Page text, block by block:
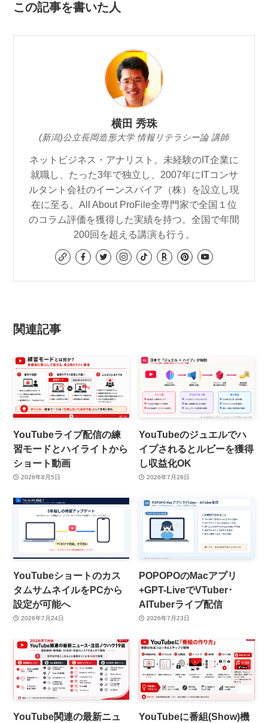
この記事を書いた人
横田 秀珠
(新潟)公立長岡造形大学 情報リテラシー論 講師
ネットビジネス・アナリスト。未経験のIT企業に
就職し、たった3年で独立し、2007年にITコンサ
ルタント会社のイーンスパイア（株）を設立し現
在に至る。All About ProFile全専門家で全国１位
のコラム評価を獲得した実績を持つ。全国で年間
200回を超える講演も行う。
関連記事
YouTubeライブ配信の練
習モードとハイライトから
ショート動画
2026年8月5日
YouTubeのジュエルでハ
イプされるとルビーを獲得
し収益化OK
2026年7月28日
YouTubeショートのカス
タムサムネイルをPCから
設定が可能へ
2026年7月24日
POPOPOのMacアプリ
+GPT-LiveでVTuber･
AITuberライブ配信
2026年7月23日
YouTube関連の最新ニュ
YouTubeに番組(Show)機